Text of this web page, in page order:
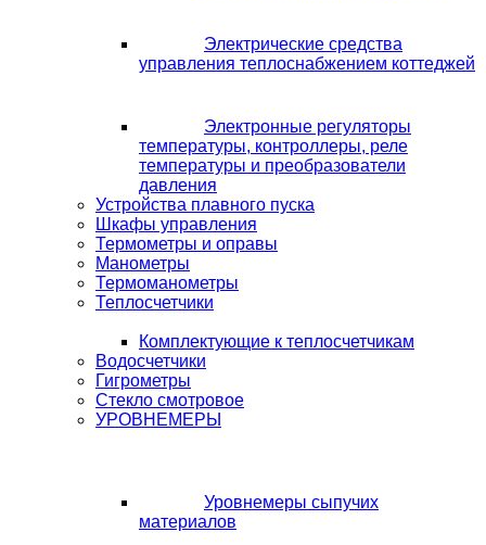
Электрические средства
управления теплоснабжением коттеджей
Электронные регуляторы
температуры, контроллеры, реле
температуры и преобразователи
давления
Устройства плавного пуска
Шкафы управления
Термометры и оправы
Манометры
Термоманометры
Теплосчетчики
Комплектующие к теплосчетчикам
Водосчетчики
Гигрометры
Стекло смотровое
УРОВНЕМЕРЫ
Уровнемеры сыпучих
материалов